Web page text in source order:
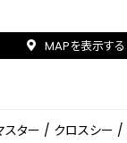
MAPを表示する
スター / クロスシー /